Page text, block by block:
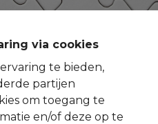
via cookies
te bieden,
partijen
om toegang te
en/of deze op te
pagina
meer